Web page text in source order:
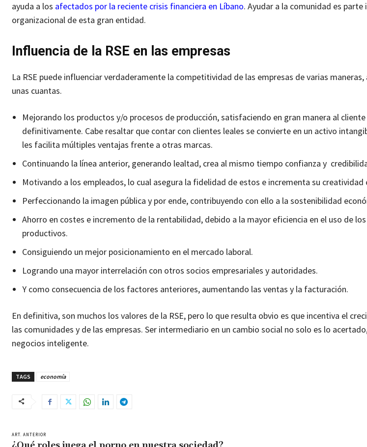
ayuda a los afectados por la reciente crisis financiera en Líbano. Ayudar a la comunidad es
organizacional de esta gran entidad.
Influencia de la RSE en las empresas
La RSE puede influenciar verdaderamente la competitividad de las empresas de varias
unas cuantas.
Mejorando los productos y/o procesos de producción, satisfaciendo en gran manera al
definitivamente. Cabe resaltar que contar con clientes leales se convierte en un activo
les facilita múltiples ventajas frente a otras marcas.
Continuando la línea anterior, generando lealtad, crea al mismo tiempo confianza y
Motivando a los empleados, lo cual asegura la fidelidad de estos e incrementa su creatividad
Perfeccionando la imagen pública y por ende, contribuyendo con ello a la sostenibilidad
Ahorro en costes e incremento de la rentabilidad, debido a la mayor eficiencia en el uso de
productivos.
Consiguiendo un mejor posicionamiento en el mercado laboral.
Logrando una mayor interrelación con otros socios empresariales y autoridades.
Y como consecuencia de los factores anteriores, aumentando las ventas y la facturación.
En definitiva, son muchos los valores de la RSE, pero lo que resulta obvio es que incentiva el
las comunidades y de las empresas. Ser intermediario en un cambio social no solo es lo
negocios inteligente.
TAGS economía
ART. ANTERIOR